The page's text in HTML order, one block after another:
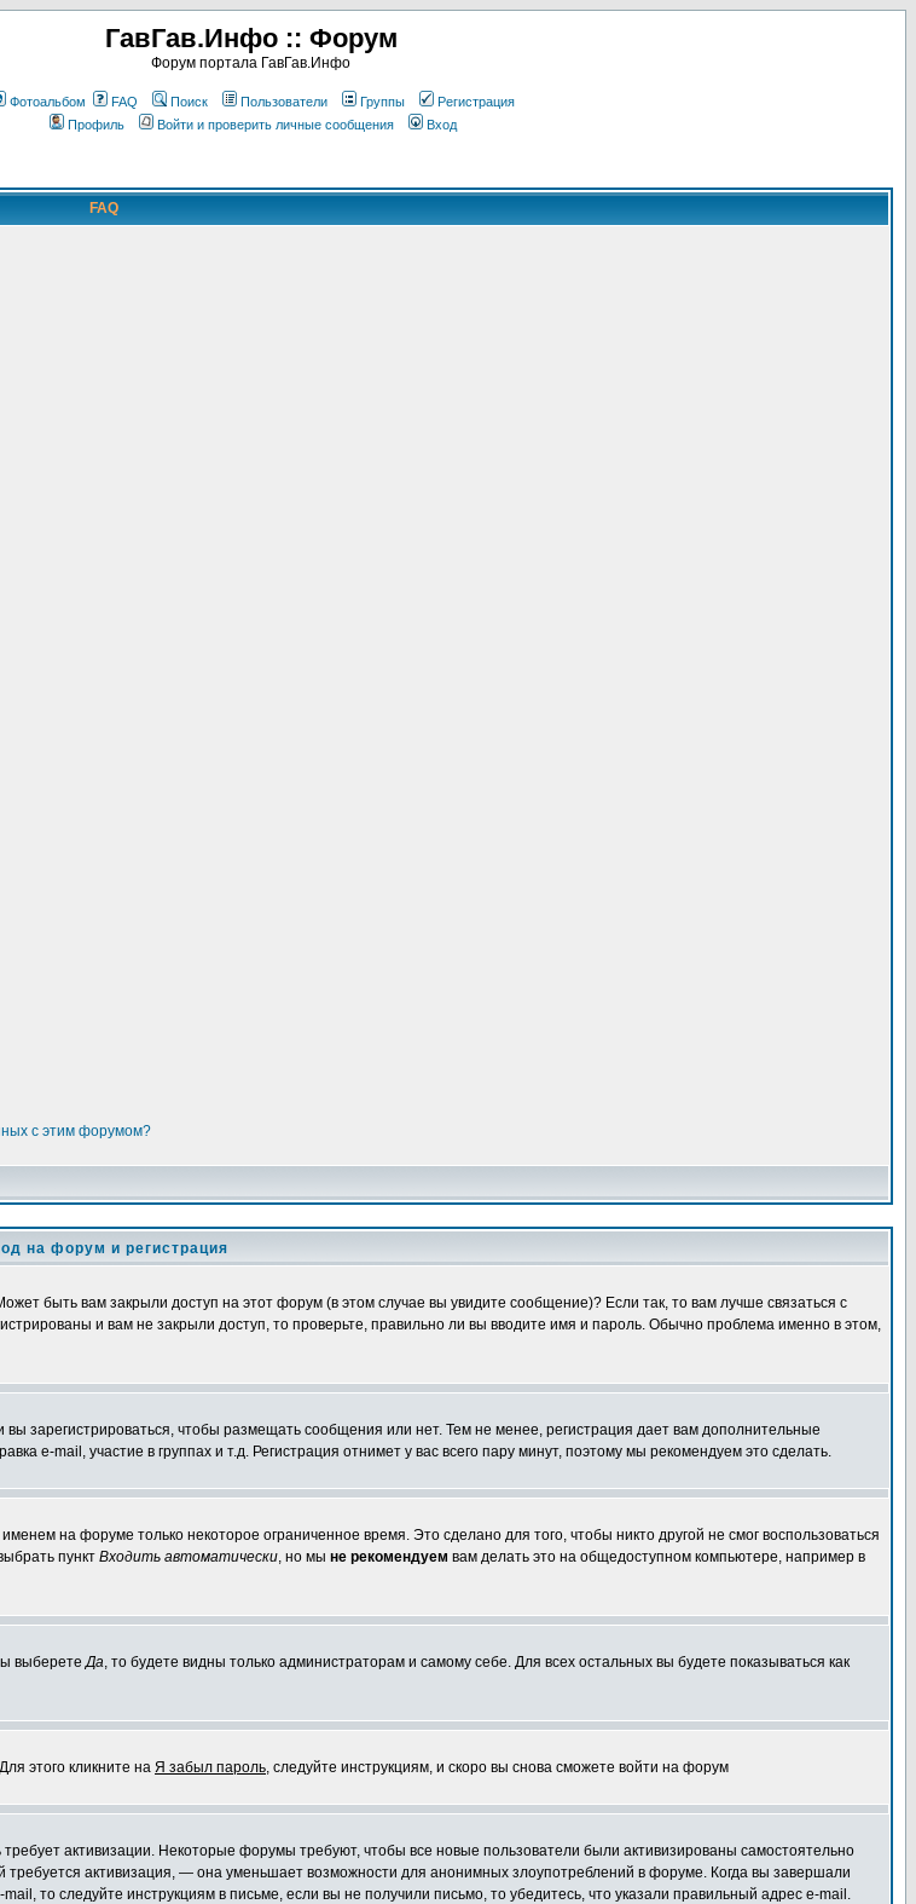
ГавГав.Инфо :: Форум
Форум портала ГавГав.Инфо
Фотоальбом FAQ Поиск Пользователи Группы
Регистрация
Профиль
Войти и проверить личные сообщения Вход
FAQ
с этим форумом?
на форум и регистрация
быть вам закрыли доступ на этот форум (в этом случае вы увидите сообщение)? Если так, то вам лучше связаться с
и вам не закрыли доступ, то проверьте, правильно ли вы вводите имя и пароль. Обычно проблема именно в этом,
зарегистрироваться, чтобы размещать сообщения или нет. Тем не менее, регистрация дает вам дополнительные
e-mail, участие в группах и т.д. Регистрация отнимет у вас всего пару минут, поэтому мы рекомендуем это сделать.
на форуме только некоторое ограниченное время. Это сделано для того, чтобы никто другой не смог воспользоваться
пункт Входить автоматически, но мы не рекомендуем вам делать это на общедоступном компьютере, например в
выберетеДа, то будете видны только администраторам и самому себе. Для всех остальных вы будете показываться как
этого кликните на Я забыл пароль, следуйте инструкциям, и скоро вы снова сможете войти на форум
активизации. Некоторые форумы требуют, чтобы все новые пользователи были активизированы самостоятельно
активизация, — она уменьшает возможности для анонимных злоупотреблений в форуме. Когда вы завершали
то следуйте инструкциям в письме, если вы не получили письмо, то убедитесь, что указали правильный адрес e-mail.